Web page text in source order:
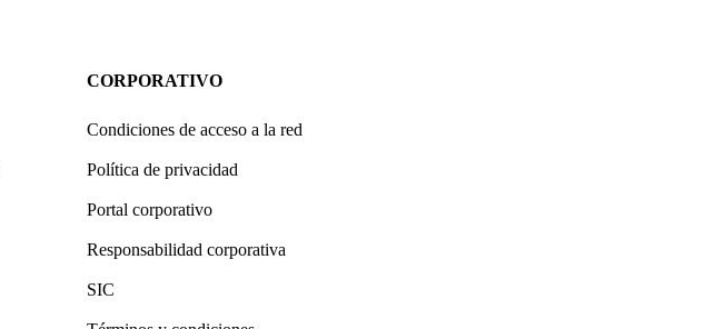
CORPORATIVO
Condiciones de acceso a la red
Política de privacidad
Portal corporativo
Responsabilidad corporativa
SIC